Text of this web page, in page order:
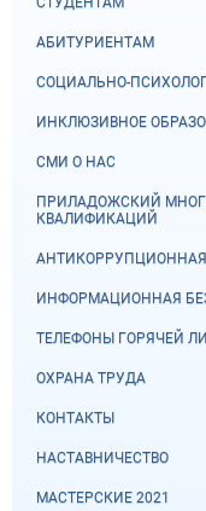
АБИТУРИЕНТАМ
СОЦИАЛЬНО-
ИНКЛЮЗИВНОЕ
СМИ О НАС
ПРИЛАДОЖСКИЙ
КВАЛИФИКАЦИЙ
ИНФОРМАЦИОННАЯ
ТЕЛЕФОНЫ ГОРЯЧЕЙ
ОХРАНА ТРУДА
КОНТАКТЫ
НАСТАВНИЧЕСТВО
МАСТЕРСКИЕ 2021